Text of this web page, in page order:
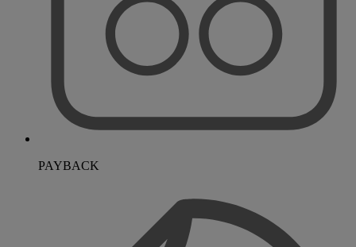
PAYBACK